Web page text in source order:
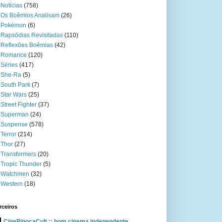
Notícias (758)
Os Boêmios Analisam (26)
Pokémon (6)
Rapsódias Revisitadas (110)
Reflexões Boêmias (42)
Romance (120)
Séries (417)
She-Ra (5)
South Park (7)
Star Wars (25)
Street Fighter (37)
Superman (24)
Suspense (578)
Terror (214)
Thor (27)
Transformers (20)
Tropic Thunder (5)
Watchmen (32)
Western (18)